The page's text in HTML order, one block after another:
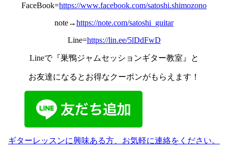
FaceBook=https://www.facebook.com/satoshi.shimozono
note→https://note.com/satoshi_guitar
Line=https://lin.ee/5lDdFwD
Lineで『巣鴨ジャムセッションギター教室』と
お友達になるとお得なクーポンがもらえます！
ギターレッスンに興味ある方、お気軽に連絡をください。